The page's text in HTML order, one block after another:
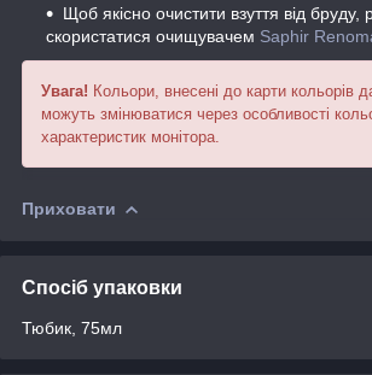
Щоб якісно очистити взуття від бруду,
скористатися очищувачем Saphir
Увага! Кольори, внесені до карти кольорів
можуть змінюватися через особливості
характеристик монітора.
Приховати
Спосіб упаковки
Тюбик, 75мл